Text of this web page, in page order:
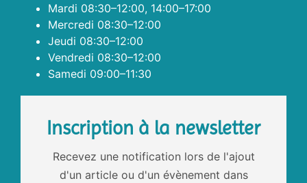
Mardi 08:30–12:00, 14:00–17:00
Mercredi 08:30–12:00
Jeudi 08:30–12:00
Vendredi 08:30–12:00
Samedi 09:00–11:30
Inscription à la newsletter
Recevez une notification lors de l'ajout
d'un article ou d'un évènement dans